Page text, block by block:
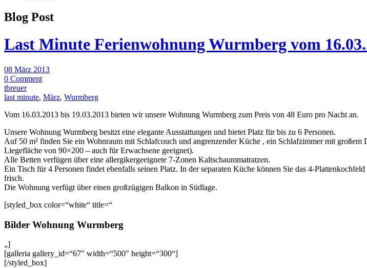
Blog Post
Last Minute Ferienwohnung Wurmberg vom
08 März 2013
0 Comment
tbreuer
last minute, März, Wurmberg
Vom 16.03.2013 bis 19.03.2013 bieten wir unsere Wohnung Wurmberg zum Preis von 48 Euro pro Nacht an.
Unsere Wohnung Wurmberg besitzt eine elegante Ausstattungen und bietet Platz für bis zu 6 Personen.
Auf 50 m² finden Sie ein Wohnraum mit Schlafcouch und angrenzender Küche , ein Schlafzimmer mit
Liegefläche von 90×200 – auch für Erwachsene geeignet).
Alle Betten verfügen über eine allergikergeeignete 7-Zonen Kaltschaummatratzen.
Ein Tisch für 4 Personen findet ebenfalls seinen Platz. In der separaten Küche können Sie das 4-
frisch.
Die Wohnung verfügt über einen großzügigen Balkon in Südlage.
[styled_box color=“white“ title=“
Bilder Wohnung Wurmberg
„]
[galleria gallery_id=“67″ width=“500″ height=“300“]
[/styled_box]